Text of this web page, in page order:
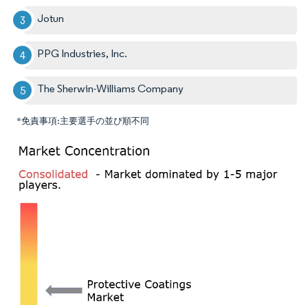
Jotun
PPG Industries, Inc.
The Sherwin-Williams Company
*免責事項:主要選手の並び順不同